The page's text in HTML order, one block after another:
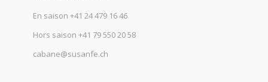
En saison +41 24 479 16 46
Hors saison +41 79 550 20 58
cabane@susanfe.ch